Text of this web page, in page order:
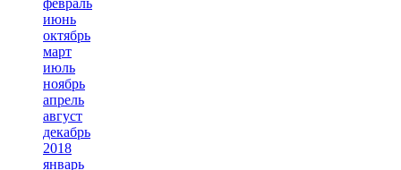
июнь
октябрь
март
июль
ноябрь
апрель
август
декабрь
2018
январь